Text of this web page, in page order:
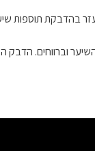
בהדבקת תוספות
וברווחים.